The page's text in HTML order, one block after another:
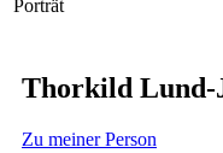
Porträt
Thorkild Lund-
Zu meiner Person